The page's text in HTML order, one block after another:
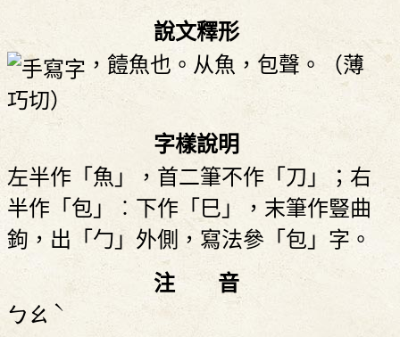
說文釋形
，饐魚也。从魚，包聲。（薄
巧切）
字樣說明
左半作「魚」，首二筆不作「刀」；右
半作「包」︰下作「巳」，末筆作豎曲
鉤，出「勹」外側，寫法參「包」字。
注 音
ㄅㄠ ˋ